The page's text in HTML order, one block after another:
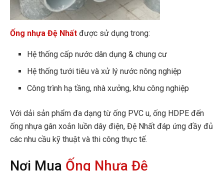
Ống nhựa Đệ Nhất được sử dụng trong:
Hệ thống cấp nước dân dụng & chung cư
Hệ thống tưới tiêu và xử lý nước nông nghiệp
Công trình hạ tầng, nhà xưởng, khu công nghiệp
Với dải sản phẩm đa dạng từ ống PVC u, ống HDPE đến
ống nhựa gân xoắn luồn dây điện, Đệ Nhất đáp ứng đầy đủ
các nhu cầu kỹ thuật và thi công thực tế.
Nơi Mua Ống Nhựa Đệ